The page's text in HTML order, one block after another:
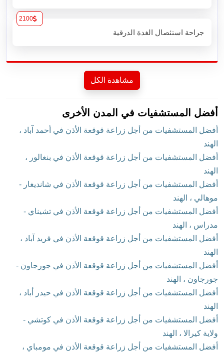
جراحة استئصال الغدة الدرقية
2100
مشاهدة الكل
أفضل المستشفيات في المدن الأخرى
أفضل المستشفيات من أجل زراعة قوقعة الأذن في أحمد آباد ،
الهند
أفضل المستشفيات من أجل زراعة قوقعة الأذن في بنغالور ،
الهند
أفضل المستشفيات من أجل زراعة قوقعة الأذن في شانديغار -
موهالي ، الهند
أفضل المستشفيات من أجل زراعة قوقعة الأذن في تشيناي -
مدراس ، الهند
أفضل المستشفيات من أجل زراعة قوقعة الأذن في فريد آباد ،
الهند
أفضل المستشفيات من أجل زراعة قوقعة الأذن في جورجاون -
جورجاون ، الهند
أفضل المستشفيات من أجل زراعة قوقعة الأذن في حيدر أباد ،
الهند
أفضل المستشفيات من أجل زراعة قوقعة الأذن في كوتشي -
ولاية كيرالا ، الهند
أفضل المستشفيات من أجل زراعة قوقعة الأذن في مومباي ،